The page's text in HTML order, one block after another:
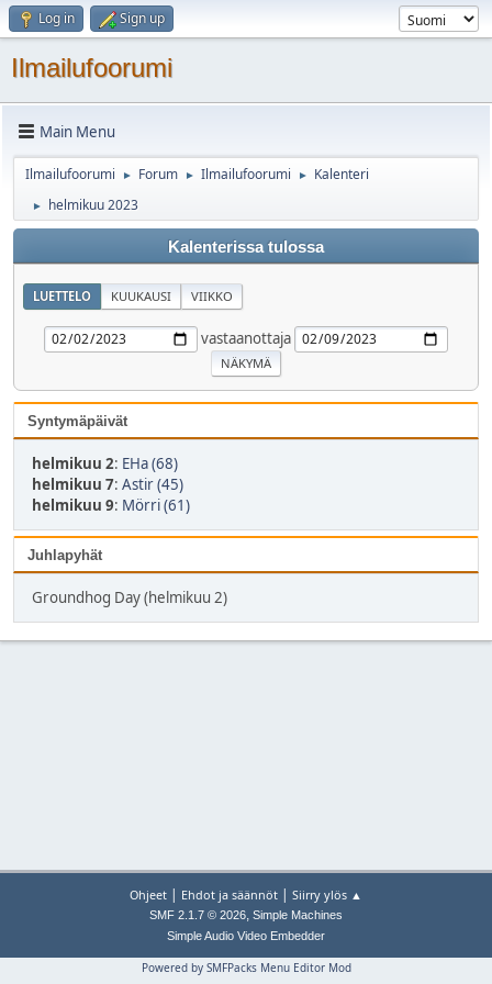
Log in Sign up
Ilmailufoorumi
Main Menu
Ilmailufoorumi ► Forum ► Ilmailufoorumi ► Kalenteri
► helmikuu 2023
Kalenterissa tulossa
LUETTELO KUUKAUSI VIIKKO
vastaanottaja
Syntymäpäivät
helmikuu 2: EHa (68)
helmikuu 7: Astir (45)
helmikuu 9: Mörri (61)
Juhlapyhät
Groundhog Day (helmikuu 2)
Ohjeet | Ehdot ja säännöt | Siirry ylös ▲
SMF 2.1.7 © 2026, Simple Machines
Simple Audio Video Embedder
Powered by SMFPacks Menu Editor Mod